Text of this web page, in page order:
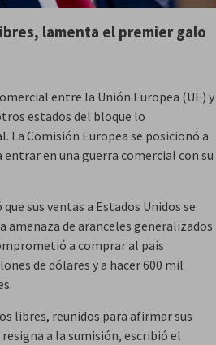
, lamenta el premier galo
entre la Unión Europea (UE) y
estados del bloque lo
La Comisión Europea se posicionó a
en una guerra comercial con su
sus ventas a Estados Unidos se
amenaza de aranceles generalizados
a comprar al país
de dólares y a hacer 600 mil
libres, reunidos para afirmar sus
a la sumisión, escribió el